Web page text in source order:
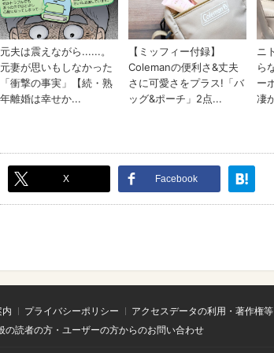
X Facebook
内 プライバシーポリシー アクセスデータの利用・著作権等
の読者の方・ユーザーの方からのお問い合わせ